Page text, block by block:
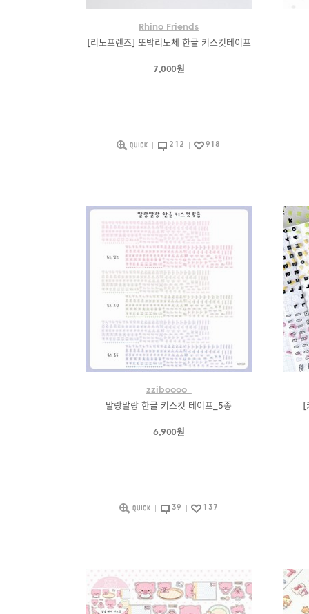
Rhino Friends
[리노프렌즈] 또박리노체 한글 키스컷테이프
7,000원
212 918
zziboooo_
말랑말랑 한글 키스컷 테이프_5종
6,900원
39 137